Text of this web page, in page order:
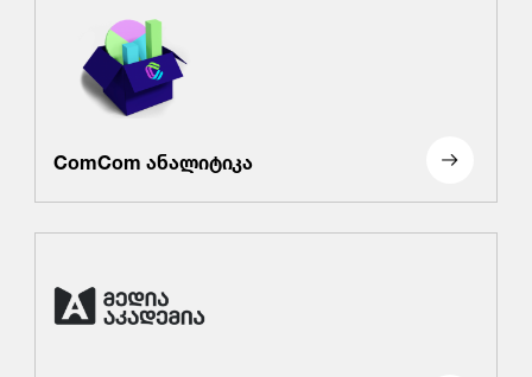
ComCom ანალიტიკა